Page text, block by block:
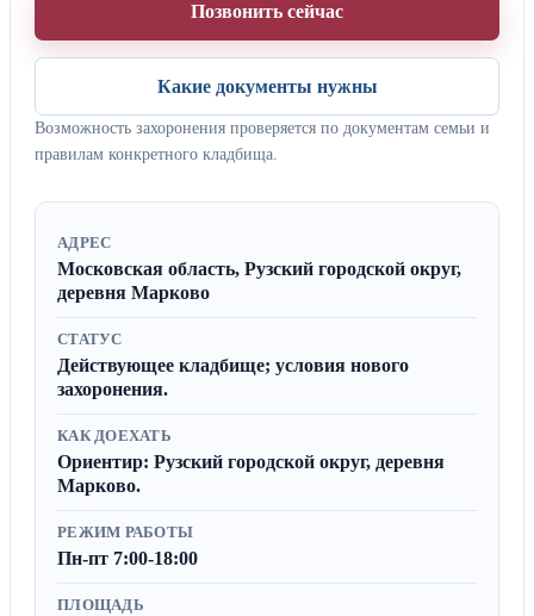
Позвонить сейчас
Какие документы нужны
Возможность захоронения проверяется по документам семьи и
правилам конкретного кладбища.
АДРЕС
Московская область, Рузский городской округ,
деревня Марково
СТАТУС
Действующее кладбище; условия нового
захоронения.
КАК ДОЕХАТЬ
Ориентир: Рузский городской округ, деревня
Марково.
РЕЖИМ РАБОТЫ
Пн-пт 7:00-18:00
ПЛОЩАДЬ